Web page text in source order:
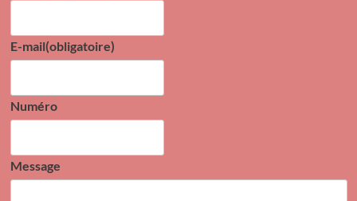
E-mail(obligatoire)
Numéro
Message